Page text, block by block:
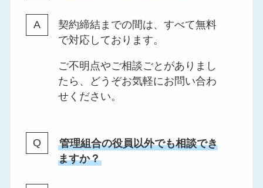
契約締結までの間は、すべて無料
で対応しております。
ご不明点やご相談ごとがありまし
たら、どうぞお気軽にお問い合わ
せください。
管理組合の役員以外でも相談でき
ますか？